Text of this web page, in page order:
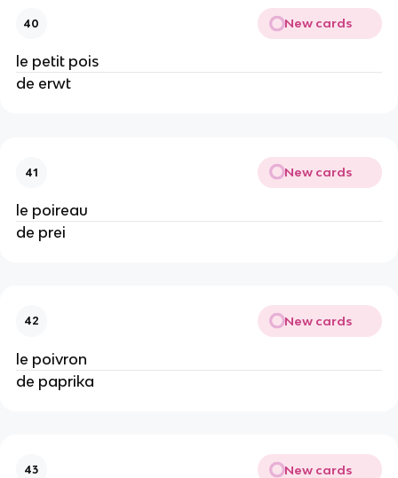
40 New cards
le petit pois
de erwt
41 New cards
le poireau
de prei
42 New cards
le poivron
de paprika
43 New cards